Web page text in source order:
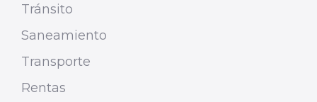
Tránsito
Saneamiento
Transporte
Rentas